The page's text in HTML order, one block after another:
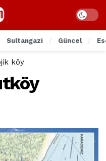
Sultangazi Güncel
köy